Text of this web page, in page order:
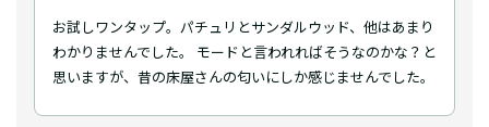
お試しワンタップ。パチュリとサンダルウッド、他はあまり
わかりませんでした。 モードと言われればそうなのかな？と
思いますが、昔の床屋さんの匂いにしか感じませんでした。